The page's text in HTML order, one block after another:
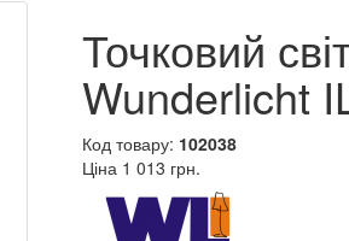
Точковий
Wunderlicht
Код товару: 102038
Ціна 1 013 грн.